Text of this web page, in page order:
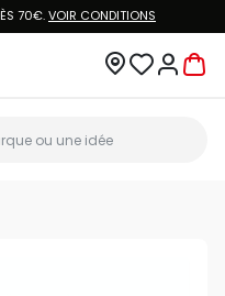
70€.VOIR CONDITIONS